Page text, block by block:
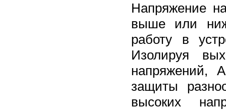
Напряжение
выше или
работу в
Изолируя
напряжений,
защиты
высоких